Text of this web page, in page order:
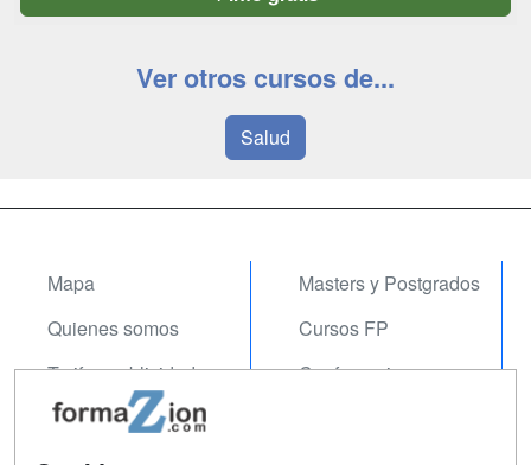
Ver otros cursos de...
Salud
Mapa
Quienes somos
Tarifas publicidad
Acceso Usuarios
Masters y Postgrados
Cursos FP
Conferencias